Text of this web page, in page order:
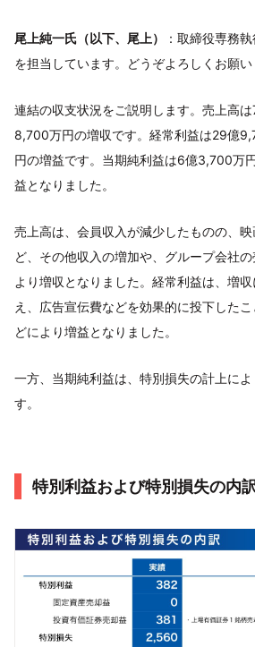
尾上純一氏（以下、尾上）
：取締役専務
を担当しています。どうぞよろしくお願い
連結の収支状況をご説明します。売上高
8,700万円の増収です。経常利益は29億
円の増益です。当期純利益は6億3,700万
益となりました。
売上高は、会員収入が減少したものの、
ど、その他収入の増加や、グループ会社
より増収となりました。経常利益は、増
え、広告宣伝費などを効果的に投下した
どにより増益となりました。
一方、当期純利益は、特別損失の計上に
す。
特別利益および特別損失の内